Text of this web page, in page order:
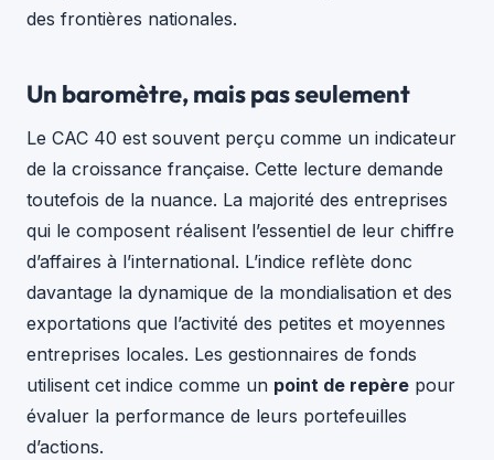
des frontières nationales.
Un baromètre, mais pas seulement
Le CAC 40 est souvent perçu comme un indicateur
de la croissance française. Cette lecture demande
toutefois de la nuance. La majorité des entreprises
qui le composent réalisent l’essentiel de leur chiffre
d’affaires à l’international. L’indice reflète donc
davantage la dynamique de la mondialisation et des
exportations que l’activité des petites et moyennes
entreprises locales. Les gestionnaires de fonds
utilisent cet indice comme un point de repère pour
évaluer la performance de leurs portefeuilles
d’actions.